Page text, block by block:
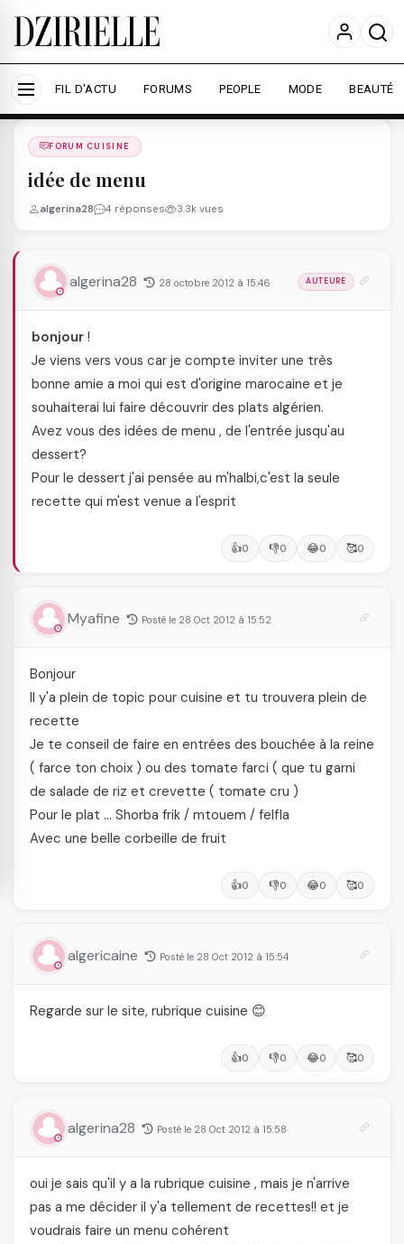
Nous utilisons des cookies pour améliorer votre
expérience et mesurer l'audience.
En savoir plus
Accepter tout Personnaliser
FIL D'ACTU FORUMS PEOPLE MODE BEAUTÉ
Forums
FORUM CUISINE
idée de menu
algerina28 4 réponses 3.3k vues
algerina28 28 octobre 2012 à 15:46 AUTEURE
bonjour !
Je viens vers vous car je compte inviter une très
bonne amie a moi qui est d'origine marocaine et je
souhaiterai lui faire découvrir des plats algérien.
Avez vous des idées de menu , de l'entrée jusqu'au
dessert?
Pour le dessert j'ai pensée au m'halbi,c'est la seule
recette qui m'est venue a l'esprit
👍0 👎0 😂0 🥰0
Myafine Posté le 28 Oct 2012 à 15:52
Bonjour
Il y'a plein de topic pour cuisine et tu trouvera plein de
recette
Je te conseil de faire en entrées des bouchée à la reine
( farce ton choix ) ou des tomate farci ( que tu garni
de salade de riz et crevette ( tomate cru )
Pour le plat … Shorba frik / mtouem / felfla
Avec une belle corbeille de fruit
👍0 👎0 😂0 🥰0
algericaine Posté le 28 Oct 2012 à 15:54
Regarde sur le site, rubrique cuisine 😊
👍0 👎0 😂0 🥰0
algerina28 Posté le 28 Oct 2012 à 15:58
oui je sais qu'il y a la rubrique cuisine , mais je n'arrive
pas a me décider il y'a tellement de recettes!! et je
voudrais faire un menu cohérent